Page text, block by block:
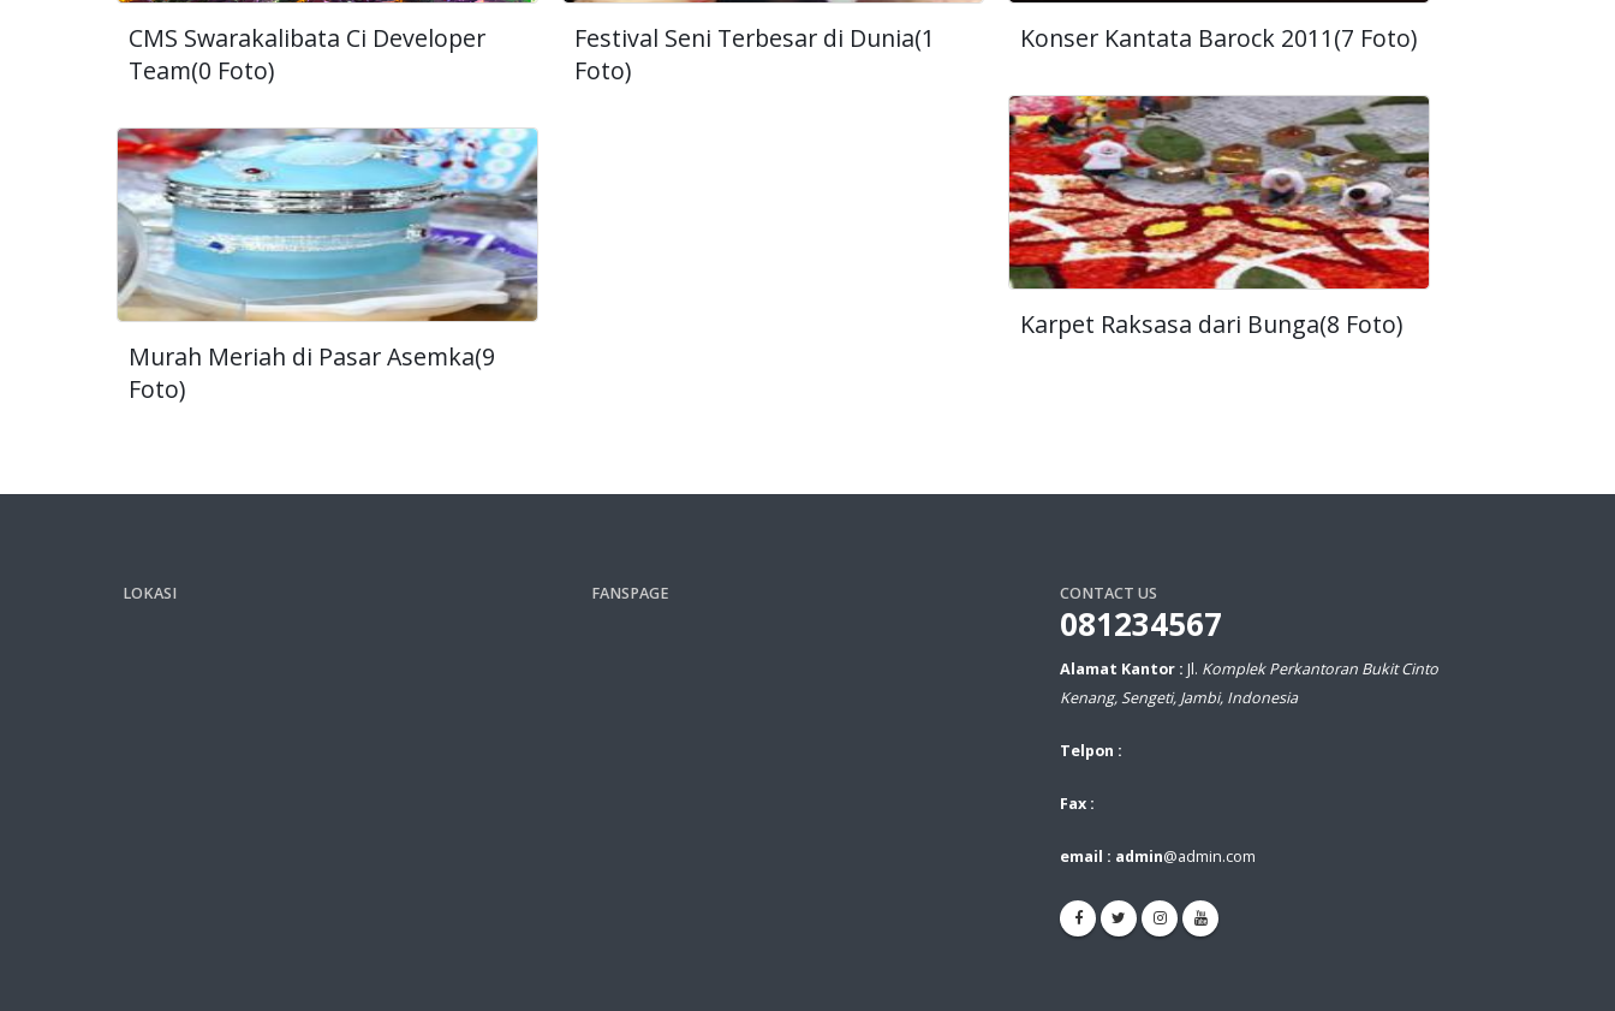
CMS Swarakalibata Ci Developer
Team(0 Foto)
Festival Seni Terbesar di Dunia(1
Foto)
Konser Kantata Barock 2011(7 Foto)
Karpet Raksasa dari Bunga(8 Foto)
Murah Meriah di Pasar Asemka(9
Foto)
LOKASI FANSPAGE CONTACT US
081234567
Alamat Kantor : Jl. Komplek Perkantoran Bukit Cinto
Kenang, Sengeti, Jambi, Indonesia
Telpon :
Fax :
email : admin@admin.com